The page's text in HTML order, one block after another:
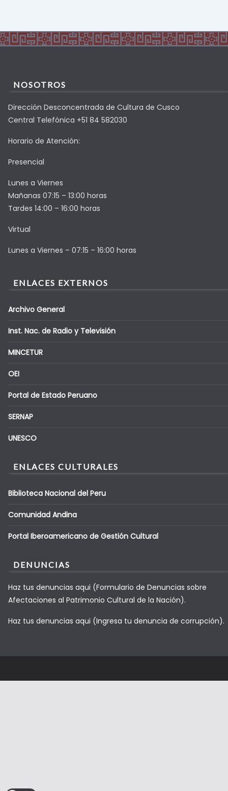
NOSOTROS
Dirección Desconcentrada de Cultura de Cusco
Central Telefónica +51 84 582030
Horario de Atención:
Presencial
Lunes a Viernes
Mañanas 07:15 – 13:00 horas
Tardes 14:00 – 16:00 horas
Virtual
Lunes a Viernes – 07:15 – 16:00 horas
ENLACES EXTERNOS
Archivo General
Inst. Nac. de Radio y Televisión
MINCETUR
OEI
Portal de Estado Peruano
SERNAP
UNESCO
ENLACES CULTURALES
Biblioteca Nacional del Peru
Comunidad Andina
Portal Iberoamericano de Gestión Cultural
DENUNCIAS
Haz tus denuncias aqui (Formulario de Denuncias sobre
Afectaciones al Patrimonio Cultural de la Nación).
Haz tus denuncias aqui (Ingresa tu denuncia de corrupción).